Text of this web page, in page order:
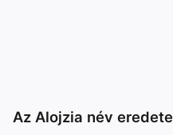
Az Alojzia név eredete